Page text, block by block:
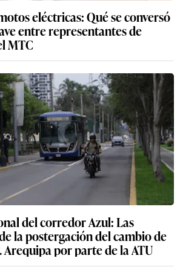
eléctricas: Qué se conversó
entre representantes de
MTC
del corredor Azul: Las
la postergación del cambio de
Arequipa por parte de la ATU